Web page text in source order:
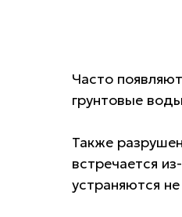
Часто
грунтовые
Также
встречается
устраняются